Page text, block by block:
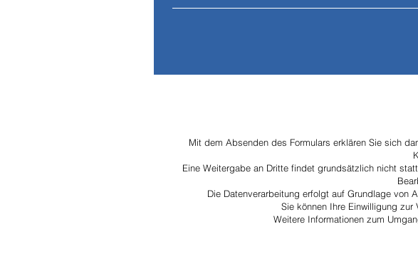
Mit dem Absenden des Formulars erklären Sie sich
Eine Weitergabe an Dritte findet grundsätzlich nicht
Die Datenverarbeitung erfolgt auf Grundlage von
Sie können Ihre Einwilligung
Weitere Informationen zum